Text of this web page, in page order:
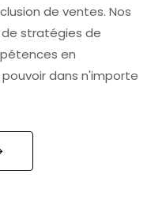
de ventes. Nos
stratégies de
en
dans n'importe